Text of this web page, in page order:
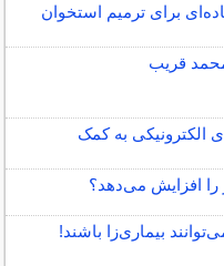
برای ترمیم استخوان
قریب
الکترونیکی به کمک
افزایش می‌دهد؟